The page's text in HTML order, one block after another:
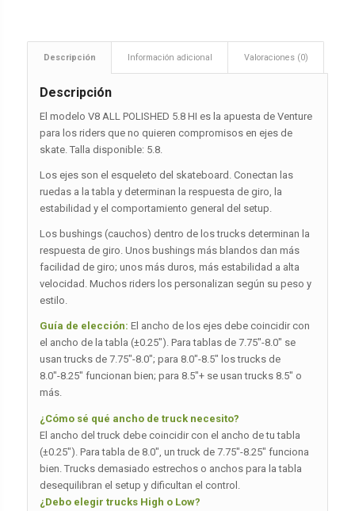
Descripción Información adicional Valoraciones (0)
Descripción
El modelo V8 ALL POLISHED 5.8 HI es la apuesta de Venture
para los riders que no quieren compromisos en ejes de
skate. Talla disponible: 5.8.
Los ejes son el esqueleto del skateboard. Conectan las
ruedas a la tabla y determinan la respuesta de giro, la
estabilidad y el comportamiento general del setup.
Los bushings (cauchos) dentro de los trucks determinan la
respuesta de giro. Unos bushings más blandos dan más
facilidad de giro; unos más duros, más estabilidad a alta
velocidad. Muchos riders los personalizan según su peso y
estilo.
Guía de elección: El ancho de los ejes debe coincidir con
el ancho de la tabla (±0.25″). Para tablas de 7.75″-8.0″ se
usan trucks de 7.75″-8.0″; para 8.0″-8.5″ los trucks de
8.0″-8.25″ funcionan bien; para 8.5″+ se usan trucks 8.5″ o
más.
¿Cómo sé qué ancho de truck necesito?
El ancho del truck debe coincidir con el ancho de tu tabla
(±0.25″). Para tabla de 8.0″, un truck de 7.75″-8.25″ funciona
bien. Trucks demasiado estrechos o anchos para la tabla
desequilibran el setup y dificultan el control.
¿Debo elegir trucks High o Low?